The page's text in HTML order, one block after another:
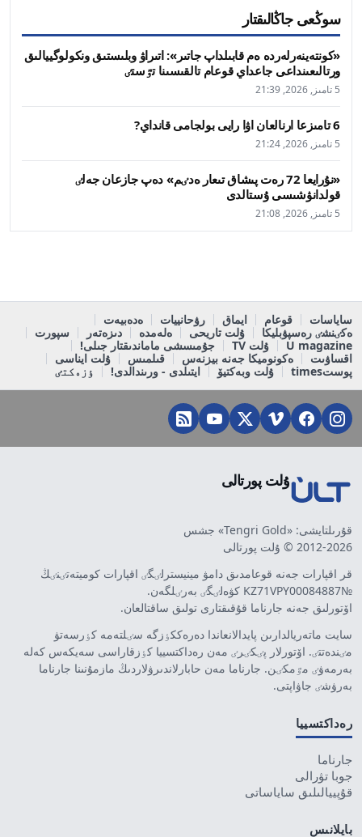
سوڭعى جاڭالىقتار
«كونتەينەرلەردە ەم قابىلداپ جاتىر»: اتىراۋ وبلىستىق ونكولوگييالىق
ورتالىعىنداعى جاعداي قوعام تالقىسىنا تٷستٸ
5 تامىز, 2026, 21:39
6 تامىزعا ارنالعان اۋا رايى بولجامى قانداي?
5 تامىز, 2026, 21:24
«نۇرايعا 72 رەت پىشاق تىعار ەدٸم» دەپ جازعان جەلٸ
قولدانۋشىسى ۇستالدى
5 تامىز, 2026, 21:08
ساياسات قوعام ايماق رۋحانييات
ەدەبيەت
ەكٸنشٸ رەسپۋبليكا
ۇلت تاريحى ەلەمدە دىزەتەر
سپورت
U magazine
ۇلت TV
جۇمىسشى ماماندىقتار جىلى!
اقساۋىت
ەكونوميكا جەنە بيزنەس قىلمىس
ۇلت ايناسى
پوستtimes
ۇلت وبەكتيۆ ايتىلدى - ورىندالدى! ٶزەكتٸ
ۇلت پورتالى
قۇرىلتايشى: «Tengri Gold» جشس
2012-2026 © ۇلت پورتالى
قر اقپارات جەنە قوعامدىق دامۋ مينيسترلٸگٸ اقپارات كوميتەتٸنٸڭ
№KZ71VPY00084887 كۋەلٸگٸ بەرٸلگەن.
اۆتورلىق جەنە جارناما قۇقىقتارى تولىق ساقتالعان.
سايت ماتەريالدارىن پايدالانعاندا دەرەككٶزگە سٸلتەمە كٶرسەتۋ
مٸندەتتٸ. اۆتورلار پٸكٸرٸ مەن رەداكتسييا كٶزقاراسى سەيكەس كەلە
بەرمەۋٸ مٷمكٸن. جارناما مەن حابارلاندىرۋلاردىڭ مازمۇنىنا جارناما
بەرۋشٸ جاۋاپتى.
رەداكتسييا
جارناما
جوبا تۋرالى
قۇپييالىلىق ساياساتى
بايلانىس